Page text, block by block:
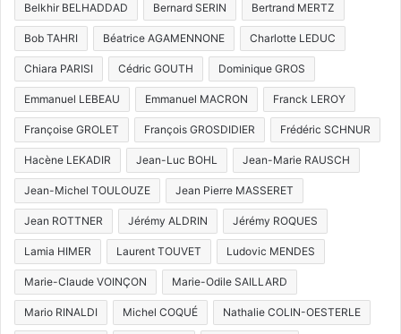
Belkhir BELHADDAD Bernard SERIN Bertrand MERTZ
Bob TAHRI Béatrice AGAMENNONE Charlotte LEDUC
Chiara PARISI Cédric GOUTH Dominique GROS
Emmanuel LEBEAU Emmanuel MACRON Franck LEROY
Françoise GROLET François GROSDIDIER Frédéric SCHNUR
Hacène LEKADIR Jean-Luc BOHL Jean-Marie RAUSCH
Jean-Michel TOULOUZE Jean Pierre MASSERET
Jean ROTTNER Jérémy ALDRIN Jérémy ROQUES
Lamia HIMER Laurent TOUVET Ludovic MENDES
Marie-Claude VOINÇON Marie-Odile SAILLARD
Mario RINALDI Michel COQUÉ Nathalie COLIN-OESTERLE